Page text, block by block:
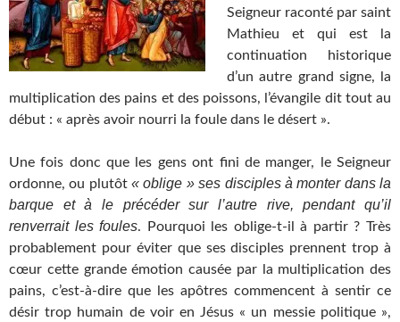
Seigneur raconté par saint
Mathieu et qui est la
continuation historique
d’un autre grand signe, la
multiplication des pains et des poissons, l’évangile dit tout au
début : « après avoir nourri la foule dans le désert ».
Une fois donc que les gens ont fini de manger, le Seigneur
ordonne, ou plutôt« oblige » ses disciples à monter dans la
barque et à le précéder sur l’autre rive, pendant qu’il
renverrait les foules. Pourquoi les oblige-t-il à partir ? Très
probablement pour éviter que ses disciples prennent trop à
cœur cette grande émotion causée par la multiplication des
pains, c’est-à-dire que les apôtres commencent à sentir ce
désir trop humain de voir en Jésus « un messie politique »,